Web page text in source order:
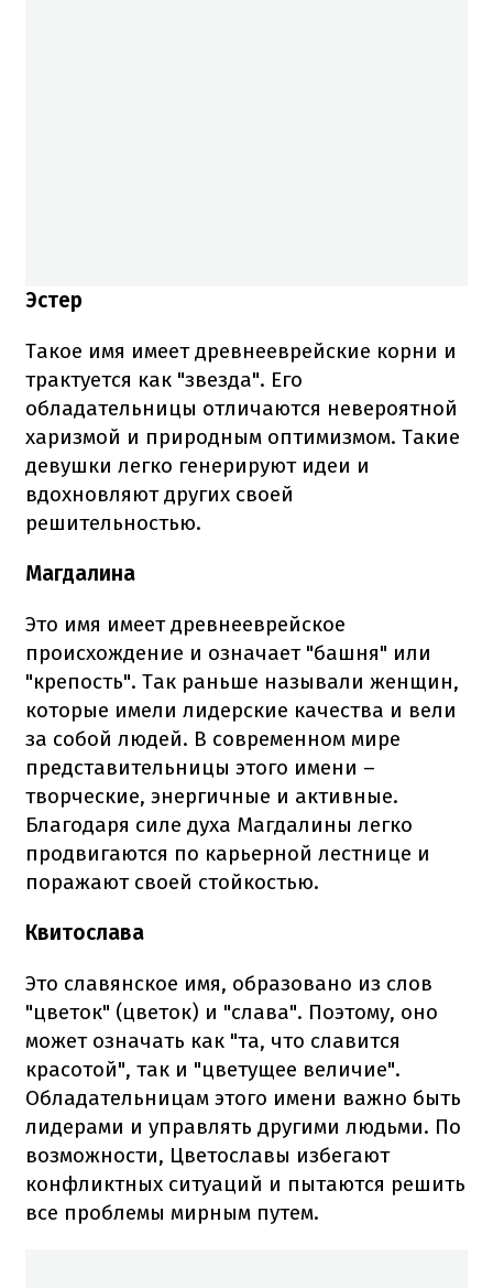
Эстер
Такое имя имеет древнееврейские корни и
трактуется как "звезда". Его
обладательницы отличаются невероятной
харизмой и природным оптимизмом. Такие
девушки легко генерируют идеи и
вдохновляют других своей
решительностью.
Магдалина
Это имя имеет древнееврейское
происхождение и означает "башня" или
"крепость". Так раньше называли женщин,
которые имели лидерские качества и вели
за собой людей. В современном мире
представительницы этого имени –
творческие, энергичные и активные.
Благодаря силе духа Магдалины легко
продвигаются по карьерной лестнице и
поражают своей стойкостью.
Квитослава
Это славянское имя, образовано из слов
"цветок" (цветок) и "слава". Поэтому, оно
может означать как "та, что славится
красотой", так и "цветущее величие".
Обладательницам этого имени важно быть
лидерами и управлять другими людьми. По
возможности, Цветославы избегают
конфликтных ситуаций и пытаются решить
все проблемы мирным путем.